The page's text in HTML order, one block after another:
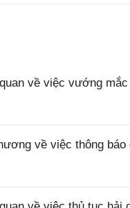
về việc vướng
về việc thông